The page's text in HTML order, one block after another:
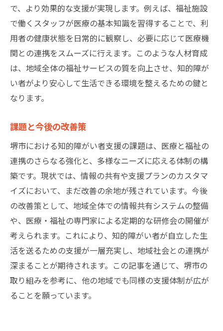
で、より効果的な支援が実現します。例えば、福祉施設
で働くスタッフが医療の基本知識を習得することで、利
用者の健康状態を日常的に観察し、必要に応じて医療機
関との連携をスムーズに行えます。このような人材育成
は、地域全体の福祉サービスの質を向上させ、知的障が
い者がより安心して生活できる環境を整えるための鍵と
なります。
課題と今後の改善策
堺市における知的障がい者支援の課題は、医療と福祉の
連携のさらなる強化と、多様なニーズに応える体制の構
築です。現状では、情報の共有や支援プランのカスタマ
イズにおいて、まだ改善の余地が残されています。今後
の改善策として、地域全体での情報共有システムの整備
や、医療・福祉の専門家による定期的な研修会の開催が
考えられます。これにより、知的障がい者が自立した生
活を送るための支援が一層充実し、地域社会との連携が
深まることが期待されます。この記事を通じて、堺市の
取り組みを参考に、他の地域でも同様の支援体制が広が
ることを願っています。